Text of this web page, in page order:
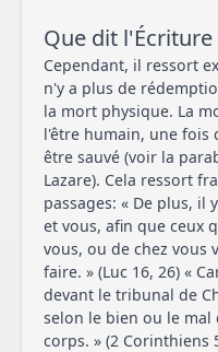
Que dit l'Écriture
Cependant, il ressort
n'y a plus de
la mort physique. La
l'être humain, une fois
être sauvé (voir la
Lazare). Cela ressort
passages: « De plus, il
et vous, afin que ceux
vous, ou de chez vous
faire. » (Luc 16, 26) «
devant le tribunal de
selon le bien ou le
corps. » (2 Corinthiens